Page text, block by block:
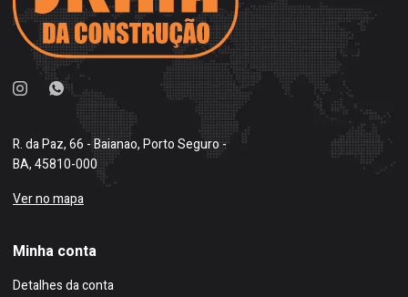
R. da Paz, 66 - Baianao, Porto Seguro -
BA, 45810-000
Ver no mapa
Minha conta
Detalhes da conta